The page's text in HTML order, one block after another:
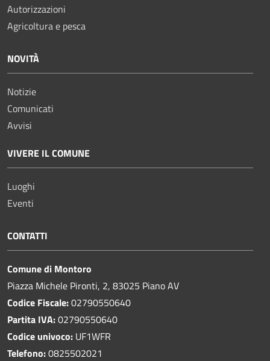
Autorizzazioni
Agricoltura e pesca
NOVITÀ
Notizie
Comunicati
Avvisi
VIVERE IL COMUNE
Luoghi
Eventi
CONTATTI
Comune di Montoro
Piazza Michele Pironti, 2, 83025 Piano AV
Codice Fiscale:02790550640
Partita IVA:02790550640
Codice univoco: UF1WFR
Telefono:0825502021